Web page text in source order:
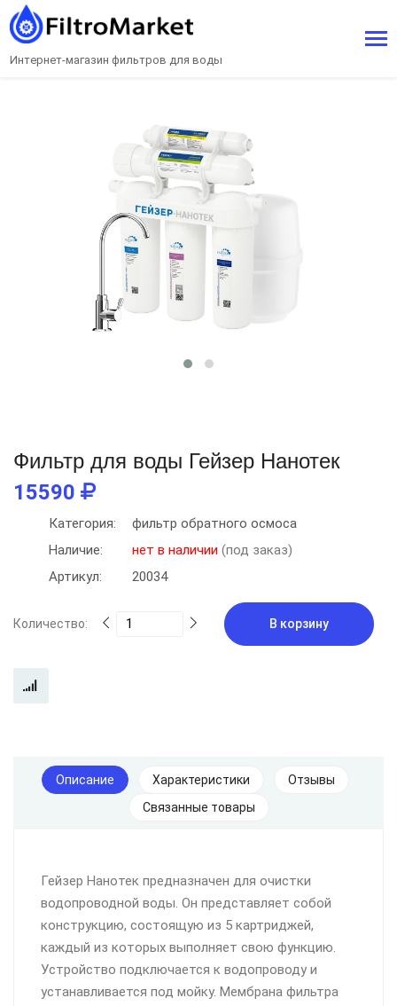
Интернет-магазин фильтров для воды
Фильтр для воды Гейзер Нанотек
15590
Категория:
фильтр обратного осмоса
Наличие:
нет в наличии (под заказ)
Артикул:
20034
Количество: В корзину
Описание Характеристики
Отзывы
Связанные товары
Гейзер Нанотек предназначен для очистки
водопроводной воды. Он представляет собой
конструкцию, состоящую из 5 картриджей,
каждый из которых выполняет свою функцию.
Устройство подключается к водопроводу и
устанавливается под мойку. Мембрана фильтра